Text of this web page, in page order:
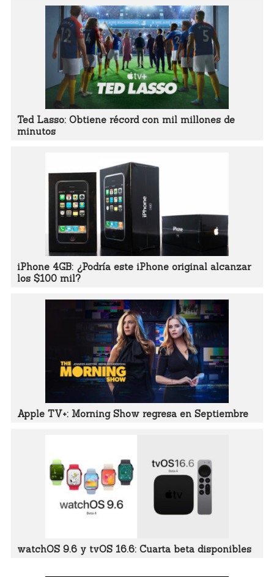
Ted Lasso: Obtiene récord con mil millones de
minutos
iPhone 4GB: ¿Podría este iPhone original alcanzar
los $100 mil?
Apple TV+: Morning Show regresa en Septiembre
watchOS 9.6 y tvOS 16.6: Cuarta beta disponibles